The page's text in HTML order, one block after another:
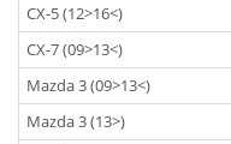
CX-5 (12>16<)
CX-7 (09>13<)
Mazda 3 (09>13<)
Mazda 3 (13>)